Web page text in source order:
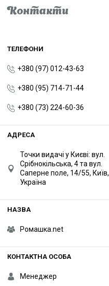
Контакти
+380 (97) 012-43-63
+380 (95) 714-71-44
+380 (73) 224-60-36
Точки видачі у Києві: вул.
Срібнокільська, 4 та вул.
Саперне поле, 14/55, Київ,
Україна
Ромашка.net
Менеджер